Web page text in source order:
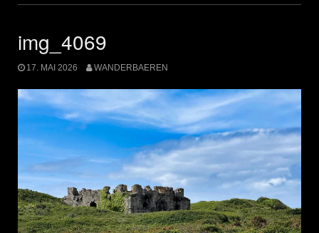
img_4069
17. MAI 2026 WANDERBAEREN